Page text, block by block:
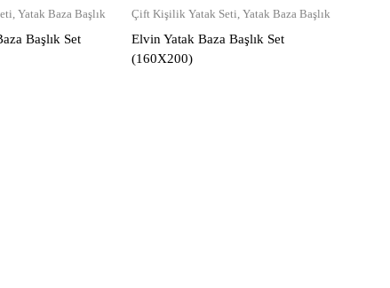
, Yatak Baza Başlık
Başlık Set
Çift Kişilik Yatak Seti, Yatak Baza Başlık
Elvin Yatak Baza Başlık Set
(160X200)